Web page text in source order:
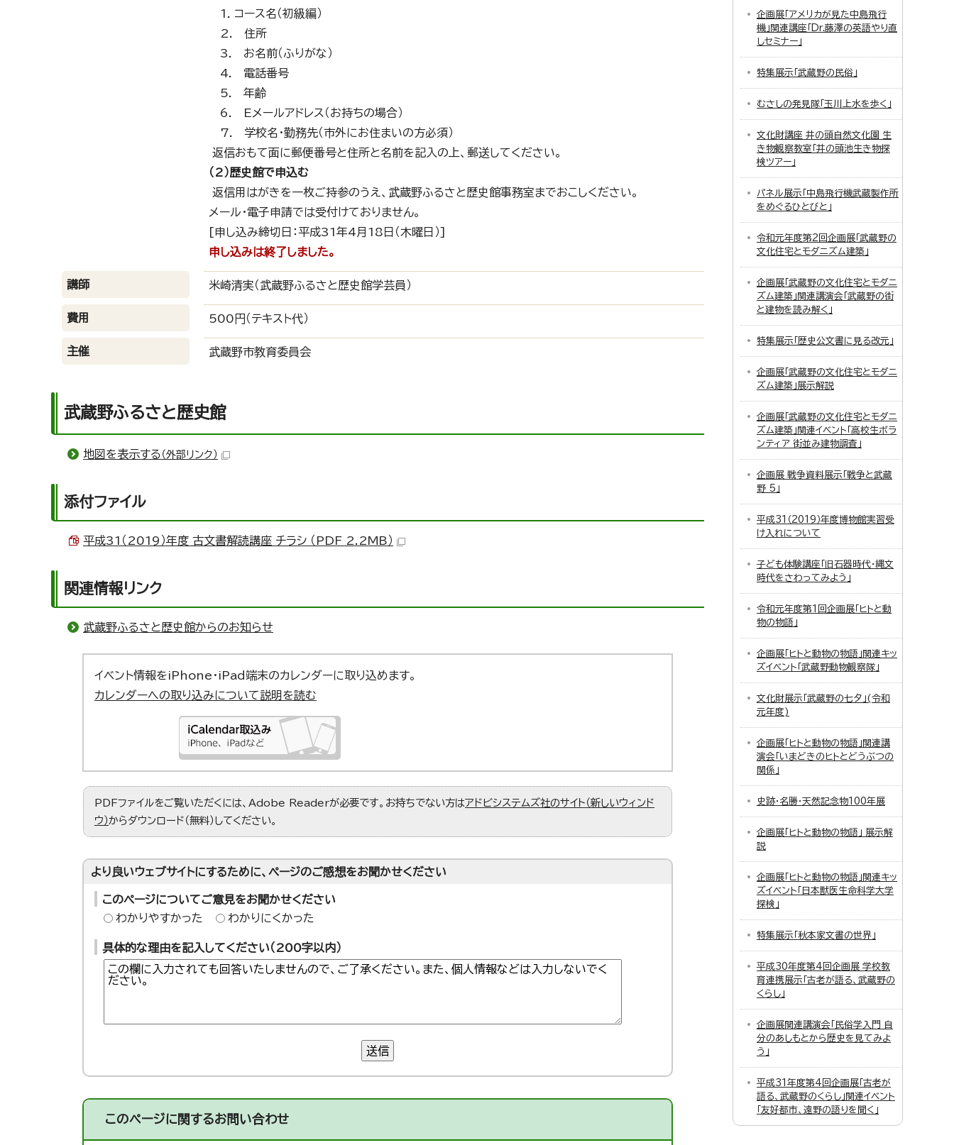
1. コース名（初級編）
2. 住所
3. お名前（ふりがな）
4. 電話番号
5. 年齢
6. Eメールアドレス（お持ちの場合）
7. 学校名・勤務先（市外にお住まいの方必須）
返信おもて面に郵便番号と住所と名前を記入の上、郵送してください。
（2）歴史館で申込む
返信用はがきを一枚ご持参のうえ、武蔵野ふるさと歴史館事務室までおこしください。
メール・電子申請では受付けておりません。
[申し込み締切日：平成31年4月18日（木曜日）]
申し込みは終了しました。
講師 米崎清実（武蔵野ふるさと歴史館学芸員）
費用 500円（テキスト代）
主催 武蔵野市教育委員会
武蔵野ふるさと歴史館
地図を表示する （外部リンク）
添付ファイル
平成31（2019）年度 古文書解読講座 チラシ （PDF 2.2MB）
関連情報リンク
武蔵野ふるさと歴史館からのお知らせ
イベント情報をiPhone・iPad端末のカレンダーに取り込めます。
カレンダーへの取り込みについて説明を読む
PDFファイルをご覧いただくには、Adobe Readerが必要です。お持ちでない方はアドビシステムズ社のサイト（新しいウィンド
ウ）からダウンロード（無料）してください。
より良いウェブサイトにするために、ページのご感想をお聞かせください
このページについてご意見をお聞かせください
わかりやすかった
わかりにくかった
具体的な理由を記入してください（200字以内）
送信
このページに関するお問い合わせ
企画展「アメリカが見た中島飛行
機」関連講座「Dr.藤澤の英語やり直
しセミナー」
特集展示「武蔵野の民俗」
むさしの発見隊「玉川上水を歩く」
文化財講座 井の頭自然文化園 生
き物観察教室「井の頭池生き物探
検ツアー」
パネル展示「中島飛行機武蔵製作所
をめぐるひとびと」
令和元年度第2回企画展「武蔵野の
文化住宅とモダニズム建築」
企画展「武蔵野の文化住宅とモダニ
ズム建築」関連講演会「武蔵野の街
と建物を読み解く」
特集展示「歴史公文書に見る改元」
企画展「武蔵野の文化住宅とモダニ
ズム建築」展示解説
企画展「武蔵野の文化住宅とモダニ
ズム建築」関連イベント「高校生ボラ
ンティア 街並み建物調査」
企画展 戦争資料展示「戦争と武蔵
野 5」
平成31（2019）年度博物館実習受
け入れについて
子ども体験講座「旧石器時代・縄文
時代をさわってみよう」
令和元年度第1回企画展「ヒトと動
物の物語」
企画展「ヒトと動物の物語」関連キッ
ズイベント「武蔵野動物観察隊」
文化財展示「武蔵野の七夕」(令和
元年度)
企画展「ヒトと動物の物語」関連講
演会「いまどきのヒトとどうぶつの
関係」
史跡・名勝・天然記念物100年展
企画展「ヒトと動物の物語」 展示解
説
企画展「ヒトと動物の物語」関連キッ
ズイベント「日本獣医生命科学大学
探検」
特集展示「秋本家文書の世界」
平成30年度第4回企画展 学校教
育連携展示「古老が語る、武蔵野の
くらし」
企画展関連講演会「民俗学入門 自
分のあしもとから歴史を見てみよ
う」
平成31年度第4回企画展「古老が
語る、武蔵野のくらし」関連イベント
「友好都市、遠野の語りを聞く」